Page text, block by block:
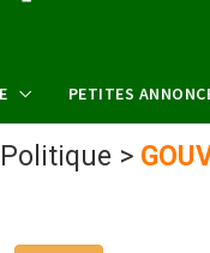
PETITES
>